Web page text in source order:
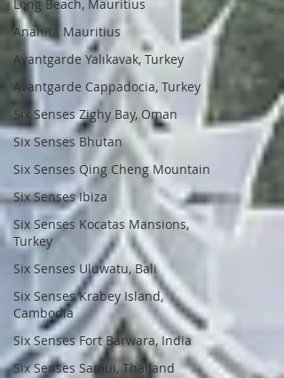
Long Beach, Mauritius
Anahita Mauritius
Avantgarde Yalıkavak, Turkey
Avantgarde Cappadocia, Turkey
Six Senses Zighy Bay, Oman
Six Senses Bhutan
Six Senses Qing Cheng Mountain
Six Senses Ibiza
Six Senses Kocatas Mansions,
Turkey
Six Senses Uluwatu, Bali
Six Senses Krabey Island,
Cambodia
Six Senses Fort Barwara, India
Six Senses Samui, Thailand